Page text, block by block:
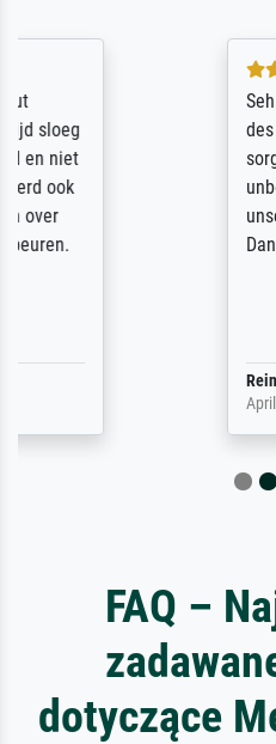
Sehr gute Qualität
des Rahmens! Unser
sorgfältig und sicher
unbeschadet bei uns
unser letzter
ProvenExpert
FAQ –
dotyczące